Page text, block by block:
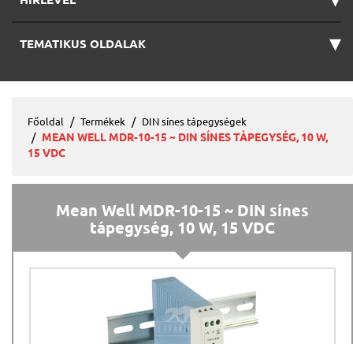
TEMATIKUS OLDALAK ▾
Főoldal Termékek DIN sínes tápegységek
MEAN WELL MDR-10-15 ~ DIN SÍNES TÁPEGYSÉG, 10 W,
15 VDC
Mean Well MDR-10-15 ~ DIN sínes
tápegység, 10 W, 15 VDC